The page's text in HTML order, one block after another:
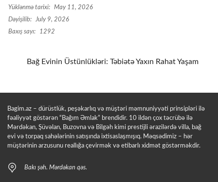
Yüklənmə tarixi:
May 11, 2026
Dəyişilib:
July 9, 2026
Baxış sayı:
1292
Bağ Evinin Üstünlükləri: Təbiətə Yaxın Rahat Yaşam
Bagim.az – dürüstlük, peşəkarlıq və müştəri məmnuniyyəti prinsipləri ilə
fəaliyyət göstərən “Bağım Əmlak” brendidir. 10 ildən çox təcrübə ilə
Mərdəkan, Şüvəlan, Buzovna və Bilgəh kimi prestijli ərazilərdə villa, bağ
evi və torpaq sahələrinin satışında ixtisaslaşmışıq. Məqsədimiz – hər
müştərinin arzusunu reallığa çevirmək və etibarlı xidmət göstərməkdir.
Bakı şəh. Mərdəkan qəs.